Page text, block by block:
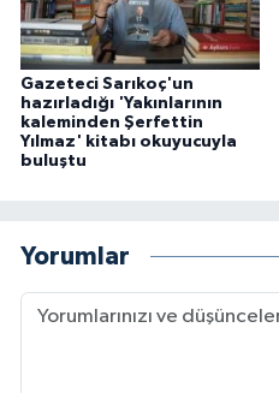
Gazeteci Sarıkoç'un
hazırladığı 'Yakınlarının
kaleminden Şerfettin
Yılmaz' kitabı okuyucuyla
buluştu
Yorumlar